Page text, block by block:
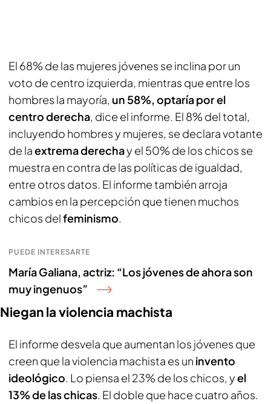
El 68% de las mujeres jóvenes se inclina por un
voto de centro izquierda, mientras que entre los
hombres la mayoría, un 58%, optaría por el
centro derecha, dice el informe. El 8% del total,
incluyendo hombres y mujeres, se declara votante
de laextrema derechay el 50% de los chicos se
muestra en contra de las políticas de igualdad,
entre otros datos. El informe también arroja
cambios en la percepción que tienen muchos
chicos delfeminismo.
PUEDE INTERESARTE
María Galiana, actriz: “Los jóvenes de ahora son
muy ingenuos”
Niegan la violencia machista
El informe desvela que aumentan los jóvenes que
creen que la violencia machista es un invento
ideológico. Lo piensa el 23% de los chicos, yel
13% de las chicas. El doble que hace cuatro años.